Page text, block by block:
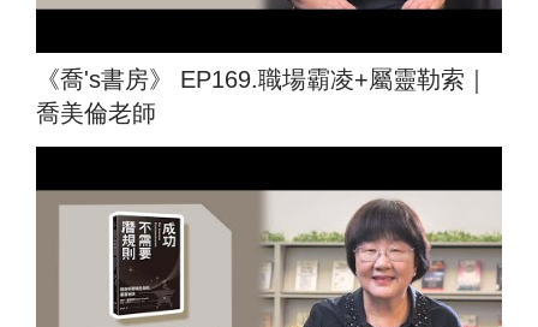
《喬's書房》 EP169.職場霸凌+屬靈勒索｜
喬美倫老師